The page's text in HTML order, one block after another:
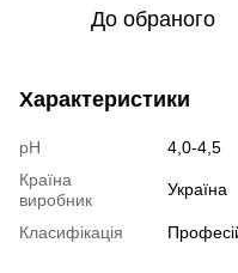
До обраного
Характеристики
pH
4,0-4,5
Країна
виробник
Україна
Класифікація